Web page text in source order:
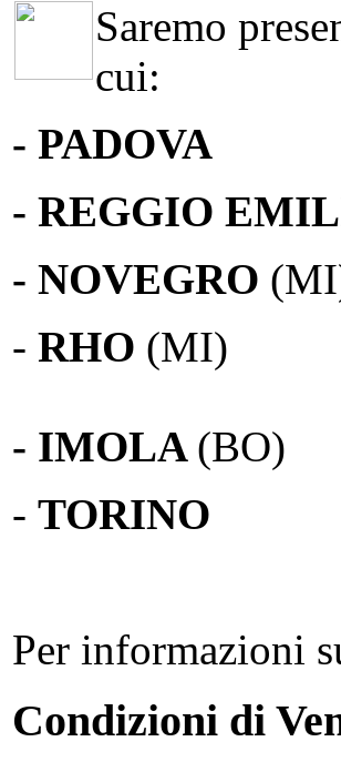
Saremo
cui:
- PADOVA
- REGGIO
- NOVEGRO
- RHO (MI)
- IMOLA (BO)
- TORINO
Per informazioni
Condizioni di